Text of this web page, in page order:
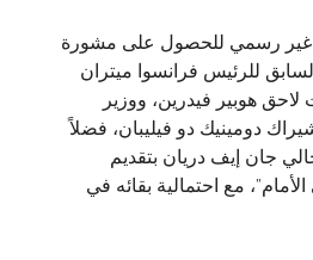
غير رسمي للحصول على مشورة
للرئيس فرانسوا ميتران
هوبير فيدرين، ووزير
دومينيك دو فيليبان، فضلاً
جان إيف دريان بتقديم
مع احتمالية بقائه في